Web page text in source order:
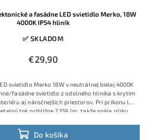
a fasádne LED svietidlo Merko, 18W
4000K IP54 hliník
✅ SKLADOM
€29,90
Do košíka
svietidlo Merko 18W v neutrálnej bielej 4000K
​fasádne svietidlo z odolného hliníka s krytím
aj náročnejších priestorov. Pri príkonu len
tok približne 2356 lm, takže spája nízku
Využitie na fasádu aj do interiéru.